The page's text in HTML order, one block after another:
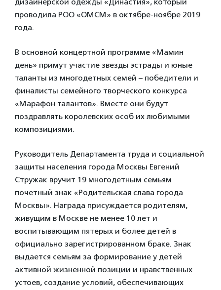
проводила РОО «ОМСМ» в октябре-ноябре 2019
года.
В основной концертной программе «Мамин
день» примут участие звезды эстрады и юные
таланты из многодетных семей – победители и
финалисты семейного творческого конкурса
«Марафон талантов». Вместе они будут
поздравлять королевских особ их любимыми
композициями.
Руководитель Департамента труда и социальной
защиты населения города Москвы Евгений
Стружак вручит 19 многодетным семьям
почетный знак «Родительская слава города
Москвы». Награда присуждается родителям,
живущим в Москве не менее 10 лет и
воспитывающим пятерых и более детей в
официально зарегистрированном браке. Знак
выдается семьям за формирование у детей
активной жизненной позиции и нравственных
устоев, создание условий, обеспечивающих